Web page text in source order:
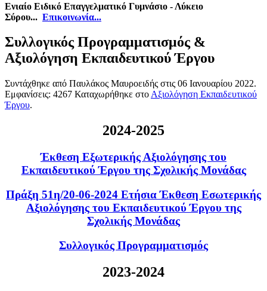
Ενιαίο Ειδικό Επαγγελματικό Γυμνάσιο - Λύκειο
Σύρου... Επικοινωνία...
Συλλογικός Προγραμματισμός &
Αξιολόγηση Εκπαιδευτικού Έργου
Συντάχθηκε από Παυλάκος Μαυροειδής στις 06 Ιανουαρίου 2022.
Εμφανίσεις: 4267 Καταχωρήθηκε στο Αξιολόγηση Εκπαιδευτικού
Έργου.
2024-2025
Έκθεση Εξωτερικής Αξιολόγησης του
Εκπαιδευτικού Έργου της Σχολικής Μονάδας
Πράξη 51η/20-06-2024 Ετήσια Έκθεση Εσωτερικής
Αξιολόγησης του Εκπαιδευτικού Έργου της
Σχολικής Μονάδας
Συλλογικός Προγραμματισμός
2023-2024